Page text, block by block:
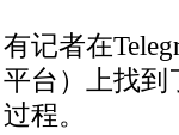
有记者在
平台）上找到
过程。